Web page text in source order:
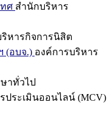
ศ สำนักบริหาร
หารกิจการนิสิต
(อบจ.) องค์การบริหาร
าทั่วไป
ประเมินออนไลน์ (MCV)